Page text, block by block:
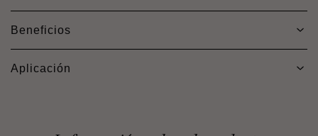
Beneficios
Aplicación